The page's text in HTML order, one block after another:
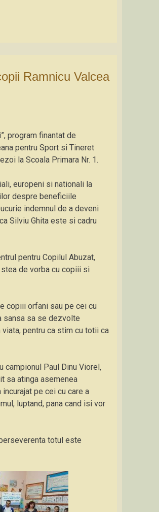
program finantat de
pentru Sport si Tineret
la Scoala Primara Nr. 1.
europeni si nationali la
despre beneficiile
indemnul de a deveni
Silviu Ghita este si cadru
pentru Copilul Abuzat,
de vorba cu copiii si
copiii orfani sau pe cei cu
sansa sa se dezvolte
pentru ca stim cu totii ca
campionul Paul Dinu Viorel,
sa atinga asemenea
pe cei cu care a
luptand, pana cand isi vor
totul este